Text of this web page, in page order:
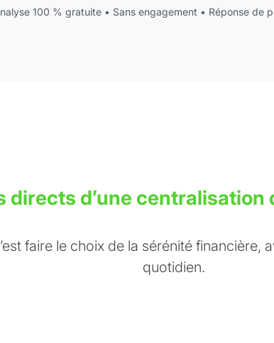
100 % gratuite • Sans engagement • Réponse de
directs d’une centralisation
faire le choix de la sérénité
quotidien.